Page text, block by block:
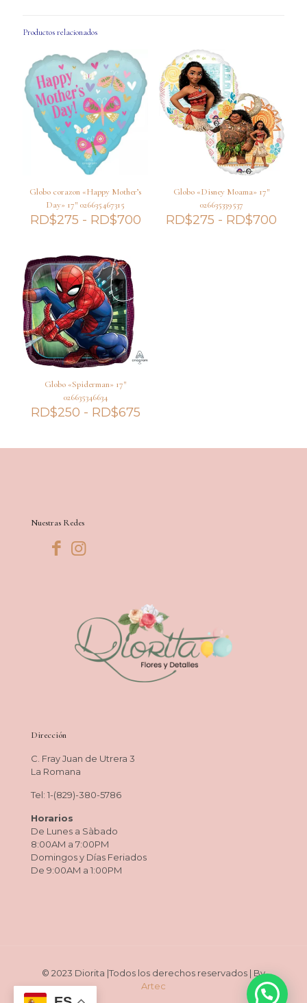
Productos relacionados
Globo corazon «Happy Mother’s
Day» 17″ 026635467315
RD$275 - RD$700Rango
Globo «Disney Moama» 17″
026635339537
RD$275 - RD$700
Globo «Spiderman» 17″
026635346634
RD$250 - RD$675Rango
desde
Nuestras Redes
Dirección
C. Fray Juan de Utrera 3
La Romana
Tel: 1-(829)-380-5786
Horarios
De Lunes a Sàbado
8:00AM a 7:00PM
Domingos y Días Feriados
De 9:00AM a 1:00PM
© 2023 Diorita |Todos los derechos reservados | By
Artec